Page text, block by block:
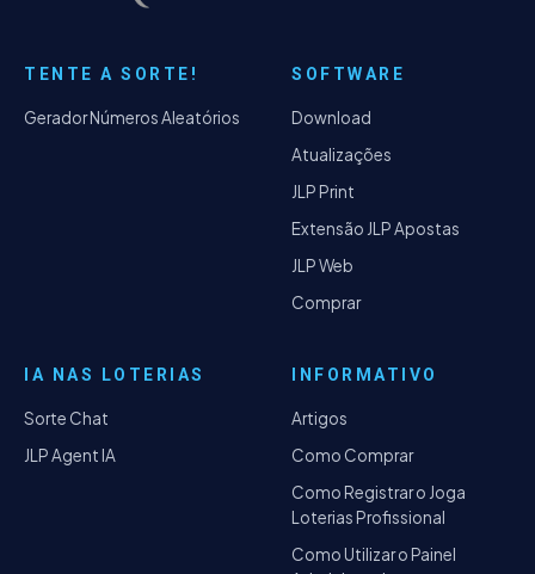
TENTE A SORTE!
Gerador Números Aleatórios
SOFTWARE
Download
Atualizações
JLP Print
Extensão JLP Apostas
JLP Web
Comprar
IA NAS LOTERIAS
Sorte Chat
JLP Agent IA
INFORMATIVO
Artigos
Como Comprar
Como Registrar o Joga
Loterias Profissional
Como Utilizar o Painel